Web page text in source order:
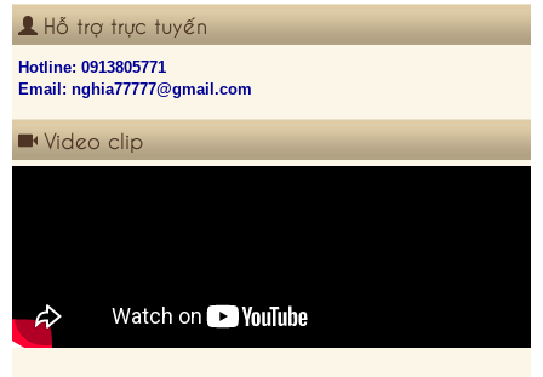
Hỗ trợ trực tuyến
Hotline: 0913805771
Email: nghia77777@gmail.com
Video clip